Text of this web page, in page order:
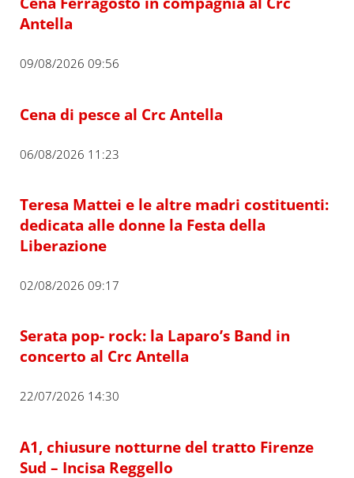
Antella
09/08/2026 09:56
Cena di pesce al Crc Antella
06/08/2026 11:23
Teresa Mattei e le altre madri costituenti:
dedicata alle donne la Festa della
Liberazione
02/08/2026 09:17
Serata pop- rock: la Laparo’s Band in
concerto al Crc Antella
22/07/2026 14:30
A1, chiusure notturne del tratto Firenze
Sud – Incisa Reggello